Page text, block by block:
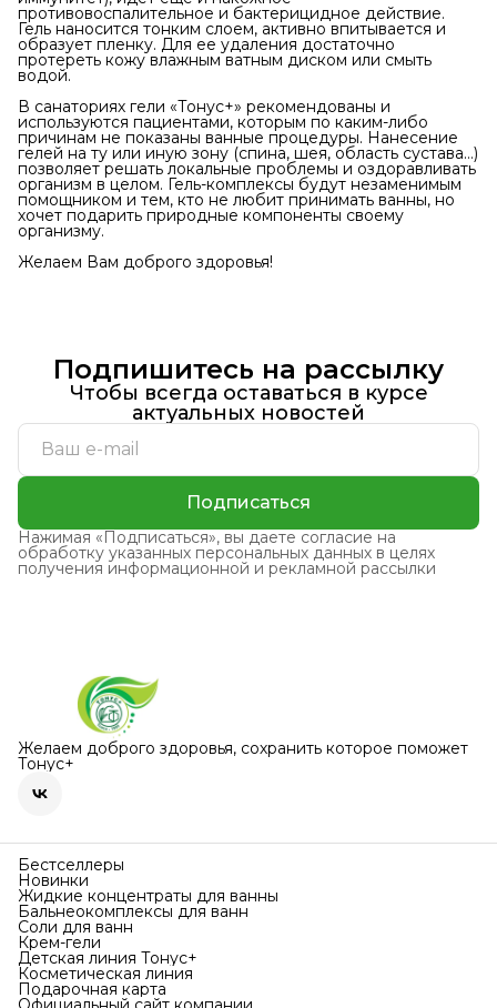
противовоспалительное и бактерицидное действие.
Гель наносится тонким слоем, активно впитывается и
образует пленку. Для ее удаления достаточно
протереть кожу влажным ватным диском или смыть
водой.
В санаториях гели «Тонус+» рекомендованы и
используются пациентами, которым по каким-либо
причинам не показаны ванные процедуры. Нанесение
гелей на ту или иную зону (спина, шея, область сустава…)
позволяет решать локальные проблемы и оздоравливать
организм в целом. Гель-комплексы будут незаменимым
помощником и тем, кто не любит принимать ванны, но
хочет подарить природные компоненты своему
организму.
Желаем Вам доброго здоровья!
Подпишитесь на рассылку
Чтобы всегда оставаться в курсе
актуальных новостей
Подписаться
Нажимая «Подписаться», вы даете согласие на
обработку указанных персональных данных в целях
получения информационной и рекламной рассылки
Желаем доброго здоровья, сохранить которое поможет
Тонус+
Бестселлеры
Новинки
Жидкие концентраты для ванны
Бальнеокомплексы для ванн
Соли для ванн
Крем-гели
Детская линия Тонус+
Косметическая линия
Подарочная карта